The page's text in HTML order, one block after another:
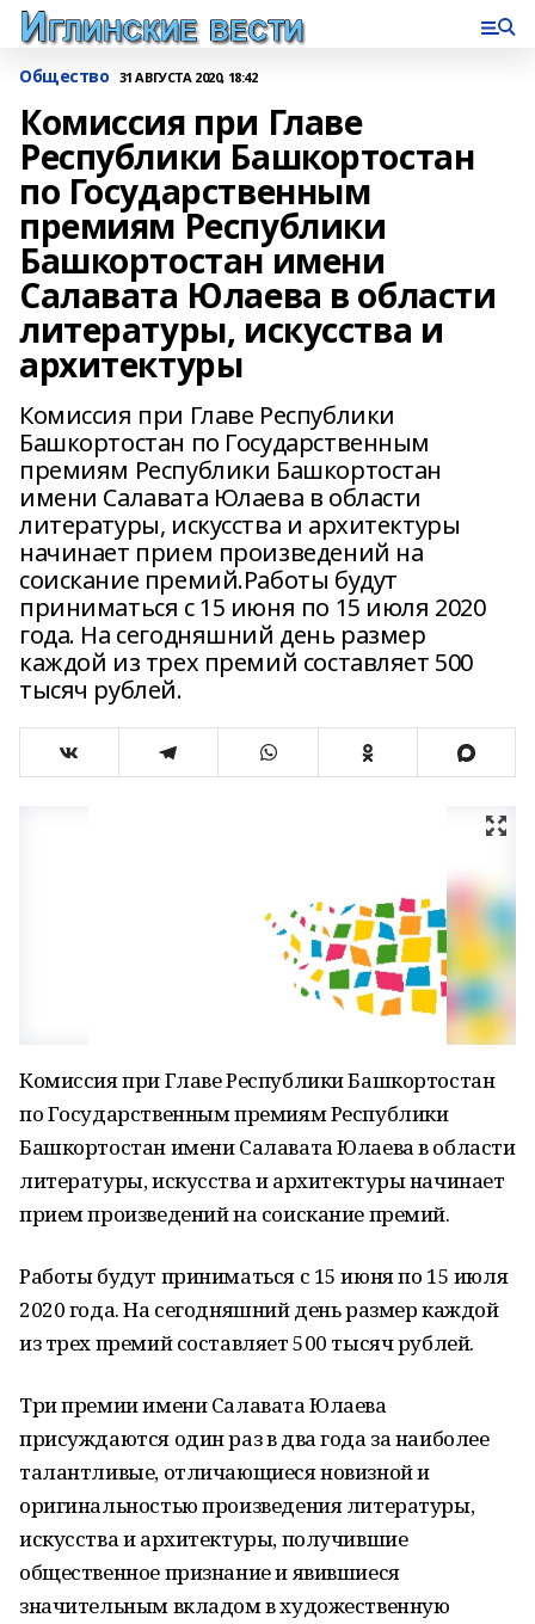
Общество 31 АВГУСТА 2020, 18:42
Комиссия при Главе
Республики Башкортостан
по Государственным
премиям Республики
Башкортостан имени
Салавата Юлаева в области
литературы, искусства и
архитектуры
Комиссия при Главе Республики
Башкортостан по Государственным
премиям Республики Башкортостан
имени Салавата Юлаева в области
литературы, искусства и архитектуры
начинает прием произведений на
соискание премий.Работы будут
приниматься с 15 июня по 15 июля 2020
года. На сегодняшний день размер
каждой из трех премий составляет 500
тысяч рублей.
Комиссия при Главе Республики Башкортостан
по Государственным премиям Республики
Башкортостан имени Салавата Юлаева в области
литературы, искусства и архитектуры начинает
прием произведений на соискание премий.
Работы будут приниматься с 15 июня по 15 июля
2020 года. На сегодняшний день размер каждой
из трех премий составляет 500 тысяч рублей.
Три премии имени Салавата Юлаева
присуждаются один раз в два года за наиболее
талантливые, отличающиеся новизной и
оригинальностью произведения литературы,
искусства и архитектуры, получившие
общественное признание и явившиеся
значительным вкладом в художественную